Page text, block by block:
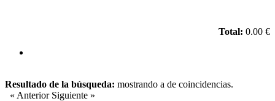
Total: 0.00 €
Resultado de la búsqueda: mostrando a de coincidencias.
« Anterior Siguiente »